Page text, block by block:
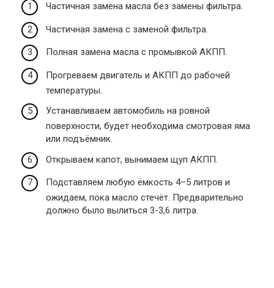
Частичная замена масла без замены фильтра.
Частичная замена с заменой фильтра.
Полная замена масла с промывкой АКПП.
Прогреваем двигатель и АКПП до рабочей
температуры.
Устанавливаем автомобиль на ровной
поверхности, будет необходима смотровая яма
или подъёмник.
Открываем капот, вынимаем щуп АКПП.
Подставляем любую ёмкость 4–5 литров и
ожидаем, пока масло стечёт. Предварительно
должно было вылиться 3-3,6 литра.